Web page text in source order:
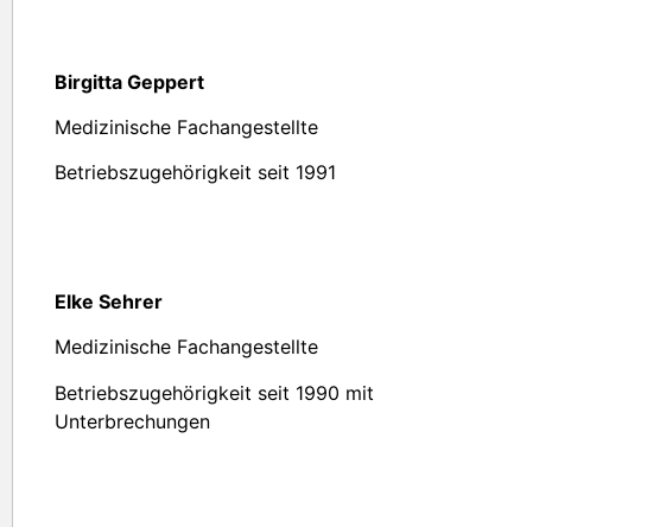
Birgitta Geppert
Medizinische Fachangestellte
Betriebszugehörigkeit seit 1991
Elke Sehrer
Medizinische Fachangestellte
Betriebszugehörigkeit seit 1990 mit
Unterbrechungen